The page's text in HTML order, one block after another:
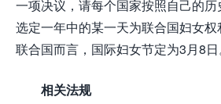
一项决议，请每个国家按照自己的历
选定一年中的某一天为联合国妇女
联合国而言，国际妇女节定为3月8日
相关法规